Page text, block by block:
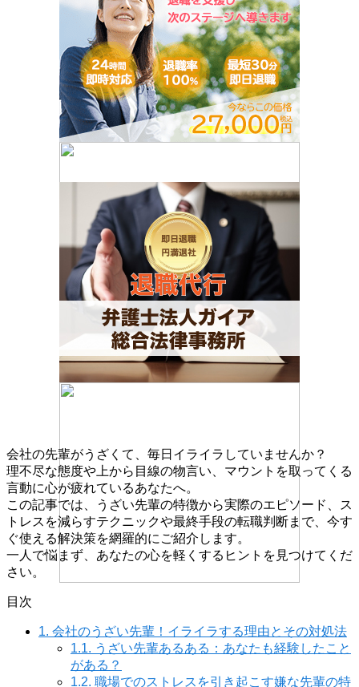
会社の先輩がうざくて、毎日イライラしていませんか？
理不尽な態度や上から目線の物言い、マウントを取ってくる
言動に心が疲れているあなたへ。
この記事では、うざい先輩の特徴から実際のエピソード、ス
トレスを減らすテクニックや最終手段の転職判断まで、今す
ぐ使える解決策を網羅的にご紹介します。
一人で悩まず、あなたの心を軽くするヒントを見つけてくだ
さい。
目次
1. 会社のうざい先輩！イライラする理由とその対処法
1.1. うざい先輩あるある：あなたも経験したこと
がある？
1.2. 職場でのストレスを引き起こす嫌な先輩の特